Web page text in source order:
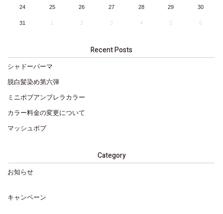
24 25 26 27 28 29 30
31 2 3 4 5 6
Recent Posts
シャドーパーマ
脱白髪染め第六弾
ミニボブアンブレラカラー
カラー料金の変更について
マッシュボブ
Category
お知らせ
キャンペーン